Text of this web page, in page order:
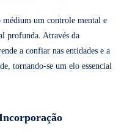
médium um controle mental e
profunda. Através da
a confiar nas entidades e a
tornando-se um elo essencial